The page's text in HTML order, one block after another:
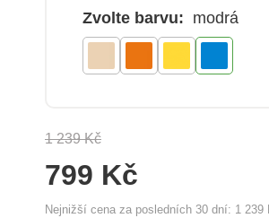
Zvolte barvu: modrá
1 239 Kč
799 Kč
Nejnižší cena za posledních 30 dní: 1 239